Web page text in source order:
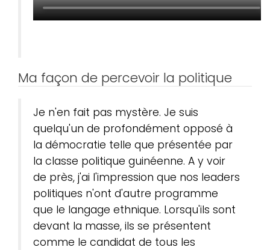
Ma façon de percevoir la politique
Je n'en fait pas mystère. Je suis
quelqu'un de profondément opposé à
la démocratie telle que présentée par
la classe politique guinéenne. A y voir
de près, j'ai l'impression que nos leaders
politiques n'ont d'autre programme
que le langage ethnique. Lorsqu'ils sont
devant la masse, ils se présentent
comme le candidat de tous les